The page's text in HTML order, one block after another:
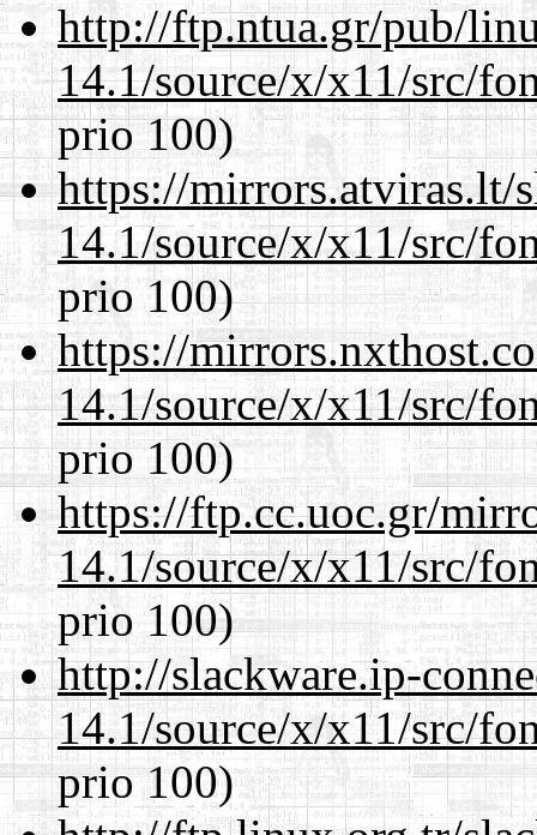
http://ftp.ntua.gr/pub/
14.1/source/x/x11/src/
prio 100)
https://mirrors.atviras.lt/
14.1/source/x/x11/src/
prio 100)
https://
14.1/source/x/x11/src/
prio 100)
https://ftp.cc.uoc.gr/
14.1/source/x/x11/src/
prio 100)
http://slackware.ip-
14.1/source/x/x11/src/
prio 100)